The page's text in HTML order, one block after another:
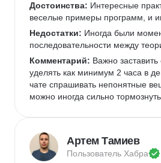
Достоинства: Интересные
веселые примеры программ, и
Недостатки: Иногда были
последовательности между
Комментарий: Важно
уделять как минимум 2 часа в
чате спрашивать непонятные
можно иногда сильно
Артем Тамиев
Пользователь Хабра